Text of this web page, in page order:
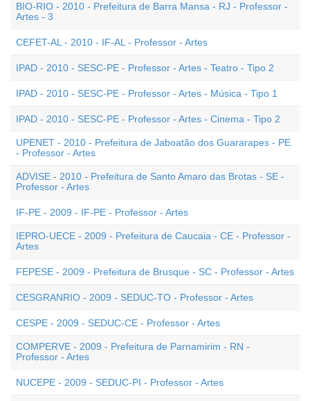
BIO-RIO - 2010 - Prefeitura de Barra Mansa - RJ - Professor -
Artes - 3
CEFET-AL - 2010 - IF-AL - Professor - Artes
IPAD - 2010 - SESC-PE - Professor - Artes - Teatro - Tipo 2
IPAD - 2010 - SESC-PE - Professor - Artes - Música - Tipo 1
IPAD - 2010 - SESC-PE - Professor - Artes - Cinema - Tipo 2
UPENET - 2010 - Prefeitura de Jaboatão dos Guararapes - PE
- Professor - Artes
ADVISE - 2010 - Prefeitura de Santo Amaro das Brotas - SE -
Professor - Artes
IF-PE - 2009 - IF-PE - Professor - Artes
IEPRO-UECE - 2009 - Prefeitura de Caucaia - CE - Professor -
Artes
FEPESE - 2009 - Prefeitura de Brusque - SC - Professor - Artes
CESGRANRIO - 2009 - SEDUC-TO - Professor - Artes
CESPE - 2009 - SEDUC-CE - Professor - Artes
COMPERVE - 2009 - Prefeitura de Parnamirim - RN -
Professor - Artes
NUCEPE - 2009 - SEDUC-PI - Professor - Artes